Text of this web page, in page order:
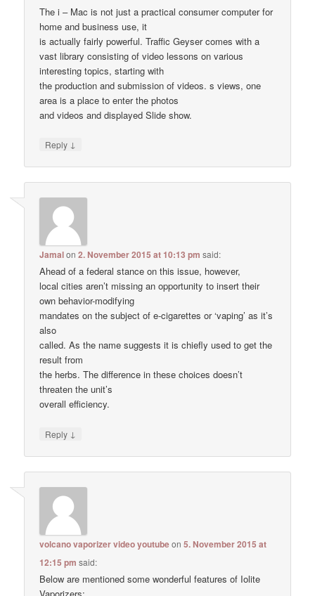
The i – Mac is not just a practical consumer computer for
home and business use, it
is actually fairly powerful. Traffic Geyser comes with a
vast library consisting of video lessons on various
interesting topics, starting with
the production and submission of videos. s views, one
area is a place to enter the photos
and videos and displayed Slide show.
Reply ↓
Jamalon2. November 2015 at 10:13 pm said:
Ahead of a federal stance on this issue, however,
local cities aren’t missing an opportunity to insert their
own behavior-modifying
mandates on the subject of e-cigarettes or ‘vaping’ as it’s
also
called. As the name suggests it is chiefly used to get the
result from
the herbs. The difference in these choices doesn’t
threaten the unit’s
overall efficiency.
Reply ↓
volcano vaporizer video youtubeon5. November 2015 at
12:15 pm said:
Below are mentioned some wonderful features of Iolite